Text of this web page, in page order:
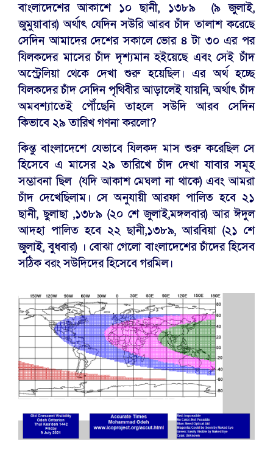
বাংলাদেশের আকাশে ১০ ছানী, ১৩৮৯ (৯ জুলাই,
জুমুয়াবার) অর্থাৎ যেদিন সউরি আরব চাঁদ তালাশ করেছে
সেদিন আমাদের দেশের সকালে ভোর ৪ টা ৩০ এর পর
যিলকদের মাসের চাঁদ দৃশ্যমান হইয়েছে এবং সেই চাঁদ
অস্ট্রেলিয়া থেকে দেখা শুরু হয়েছিল। এর অর্থ হচ্ছে
যিলকদের চাঁদ সেদিন পৃথিবীর আড়ালেই যায়নি, অর্থাৎ চাঁদ
অমবশ্যাতেই পৌঁছেনি তাহলে সউদি আরব সেদিন
কিভাবে ২৯ তারিখ গণনা করলো?
কিন্তু বাংলাদেশে যেভাবে যিলকদ মাস শুরু করেছিল সে
হিসেবে এ মাসের ২৯ তারিখে চাঁদ দেখা যাবার সমূহ
সম্ভাবনা ছিল (যদি আকাশ মেঘলা না থাকে) এবং আমরা
চাঁদ দেখেছিলাম। সে অনুযায়ী আরফা পালিত হবে ২১
ছানী, ছুলাছা ,১৩৮৯ (২০ শে জুলাই,মঙ্গলবার) আর ঈদুল
আদহা পালিত হবে ২২ ছানী,১৩৮৯, আরবিয়া (২১ শে
জুলাই, বুধবার) । বোঝা গেলো বাংলাদেশের চাঁদের হিসেব
সঠিক বরং সউদিদের হিসেবে গরমিল।